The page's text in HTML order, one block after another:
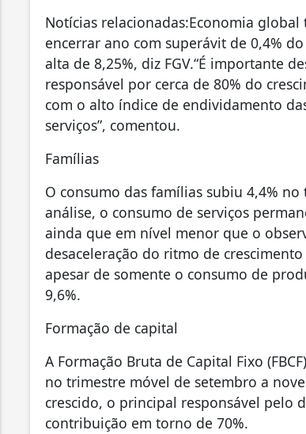
Notícias relacionadas:Economia
encerrar ano com superávit de 0,4%
alta de 8,25%, diz FGV.“É importante
responsável por cerca de 80% do
com o alto índice de endividamento
serviços”, comentou.
Famílias
O consumo das famílias subiu 4,4%
análise, o consumo de serviços
ainda que em nível menor que o
desaceleração do ritmo de
apesar de somente o consumo de
9,6%.
Formação de capital
A Formação Bruta de Capital Fixo
no trimestre móvel de setembro a
crescido, o principal responsável pelo
contribuição em torno de 70%.